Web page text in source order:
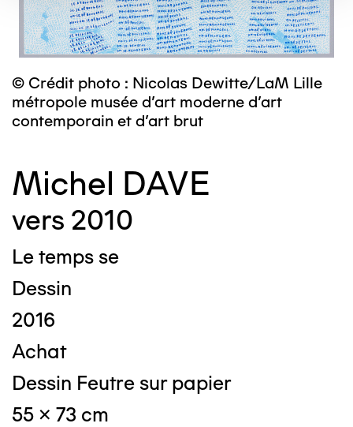
© Crédit photo : Nicolas Dewitte/LaM Lille
métropole musée d’art moderne d’art
contemporain et d’art brut
Michel DAVE
vers 2010
Le temps se
Dessin
2016
Achat
Dessin Feutre sur papier
55 x 73 cm